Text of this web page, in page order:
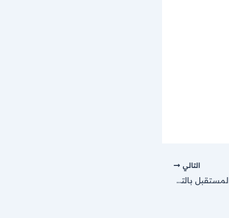
التالي
وظائف مؤسسة رواد المستقبل بالتعاون مع اليونيسف 2026